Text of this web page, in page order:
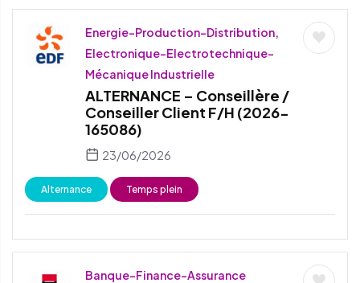
Energie-Production-Distribution,
Electronique-Electrotechnique-
Mécanique Industrielle
ALTERNANCE – Conseillère /
Conseiller Client F/H (2026-
165086)
23/06/2026
Alternance Temps plein
Banque-Finance-Assurance